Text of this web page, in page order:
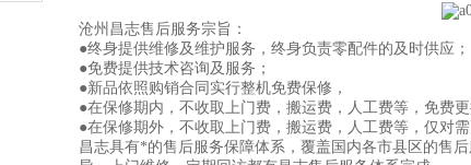
沧州昌志售后服务宗旨：
●终身提供维修及维护服务，终身负责零配件的及时供应；
●免费提供技术咨询及服务；
●新品依照购销合同实行整机免费保修，
●在保修期内，不收取上门费，搬运费，人工费等，免费
●在保修期外，不收取上门费，搬运费，人工费等，仅对
昌志具有*的售后服务保障体系，覆盖国内各市县区的售